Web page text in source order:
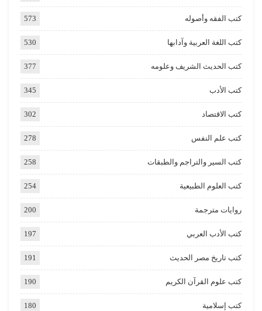
كتب الفقه وأصوله 573
كتب اللغة العربية وآدابها 530
كتب الحديث الشريف وعلومه 377
كتب الأدب 345
كتب الاقتصاد 302
كتب علم النفس 278
كتب السير والتراجم والطبقات 258
كتب العلوم الطبيعية 254
روايات مترجمة 200
كتب الأدب العربي 197
كتب تاريخ مصر الحديث 191
كتب علوم القرآن الكريم 190
كتب إسلامية 180